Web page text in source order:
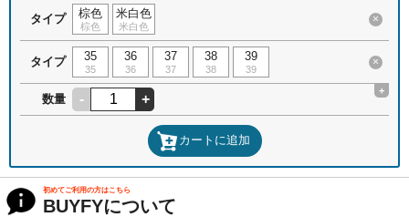
タイプ 棕色
棕色
米白色
米白色
×
タイプ 35
35
36
36
37
37
38
38
39
39
×
数量 - +
+
カートに追加
初めてご利用の方はこちら
BUYFYについて